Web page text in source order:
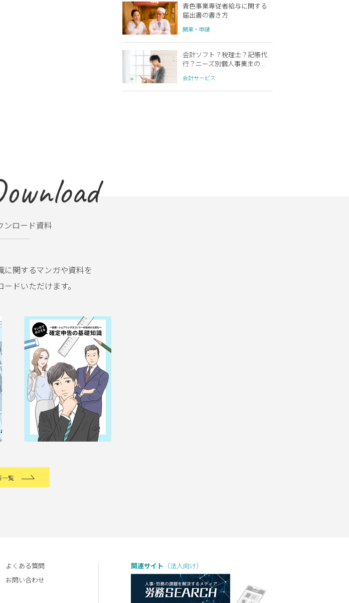
青色事業専従者給与に関する
届出書の書き方
開業・申請
会計ソフト？税理士？記帳代
行？ニーズ別個人事業主の...
会計サービス
ンロード資料
に関するマンガや資料を
ドいただけます。
一覧
よくある質問
お問い合わせ
関連サイト （法人向け）